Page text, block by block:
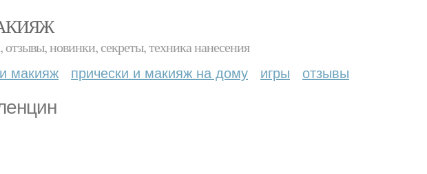
новинки, секреты, техника нанесения
макияж прически и макияж на дому игры отзывы